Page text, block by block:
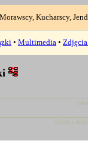
Kucharscy,
• Multimedia •
(data i